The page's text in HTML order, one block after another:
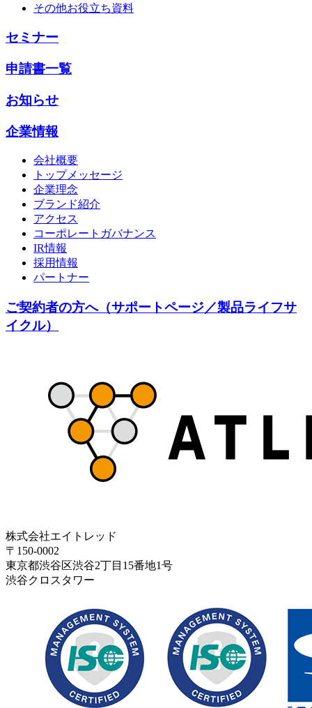
その他お役立ち資料
セミナー
申請書一覧
お知らせ
企業情報
会社概要
トップメッセージ
企業理念
ブランド紹介
アクセス
コーポレートガバナンス
IR情報
採用情報
パートナー
ご契約者の方へ（サポートページ／製品ライフサ
イクル）
株式会社エイトレッド
〒150-0002
東京都渋谷区渋谷2丁目15番地1号
渋谷クロスタワー